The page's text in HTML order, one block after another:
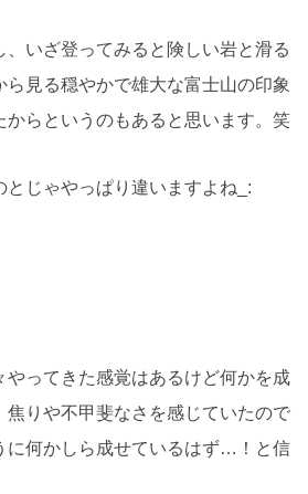
いざ登ってみると険しい岩と滑る
見る穏やかで雄大な富士山の印象
からというのもあると思います。笑
とじゃやっぱり違いますよね_:
やってきた感覚はあるけど何かを成
焦りや不甲斐なさを感じていたので
に何かしら成せているはず…！と信